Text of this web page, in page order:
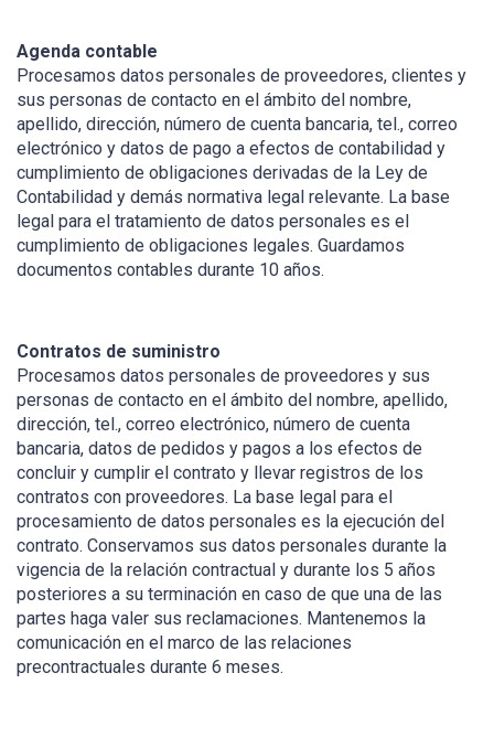
Agenda contable
Procesamos datos personales de proveedores, clientes y
sus personas de contacto en el ámbito del nombre,
apellido, dirección, número de cuenta bancaria, tel., correo
electrónico y datos de pago a efectos de contabilidad y
cumplimiento de obligaciones derivadas de la Ley de
Contabilidad y demás normativa legal relevante. La base
legal para el tratamiento de datos personales es el
cumplimiento de obligaciones legales. Guardamos
documentos contables durante 10 años.
Contratos de suministro
Procesamos datos personales de proveedores y sus
personas de contacto en el ámbito del nombre, apellido,
dirección, tel., correo electrónico, número de cuenta
bancaria, datos de pedidos y pagos a los efectos de
concluir y cumplir el contrato y llevar registros de los
contratos con proveedores. La base legal para el
procesamiento de datos personales es la ejecución del
contrato. Conservamos sus datos personales durante la
vigencia de la relación contractual y durante los 5 años
posteriores a su terminación en caso de que una de las
partes haga valer sus reclamaciones. Mantenemos la
comunicación en el marco de las relaciones
precontractuales durante 6 meses.